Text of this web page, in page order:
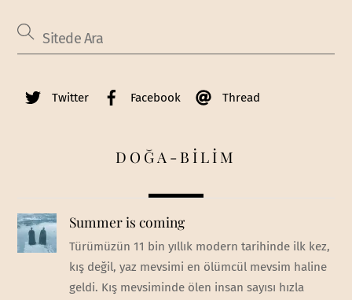
Twitter Facebook Thread
DOĞA-BİLİM
Summer is coming
Türümüzün 11 bin yıllık modern tarihinde ilk kez,
kış değil, yaz mevsimi en ölümcül mevsim haline
geldi. Kış mevsiminde ölen insan sayısı hızla